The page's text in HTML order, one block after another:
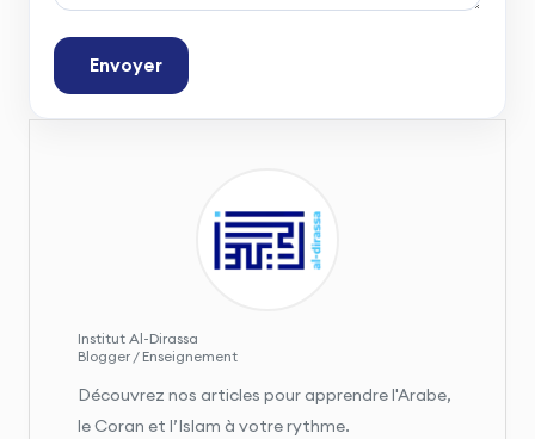
Envoyer
Institut Al-Dirassa
Blogger / Enseignement
Découvrez nos articles pour apprendre l'Arabe,
le Coran et l’Islam à votre rythme.